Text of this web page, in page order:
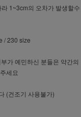
1~3cm의 오차가 발생할수
/ 230 size
가 예민하신 분들은 약간의
세요
(건조기 사용불가)